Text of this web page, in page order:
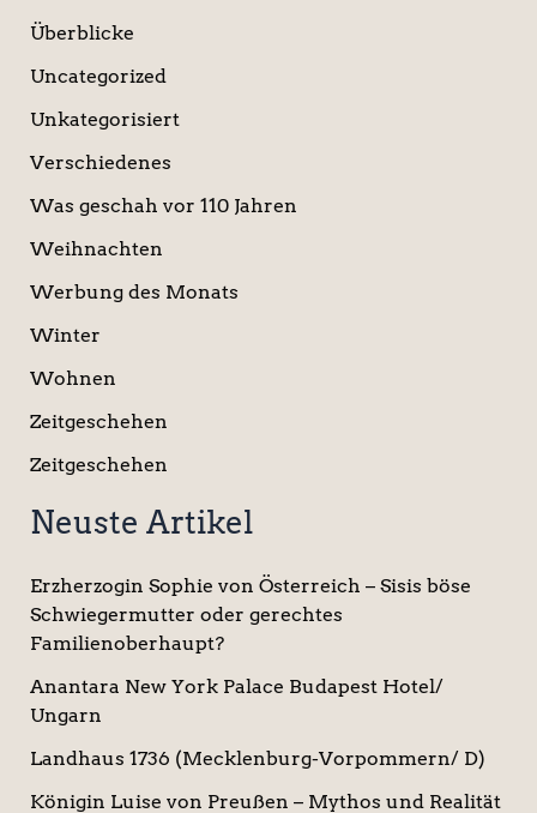
Überblicke
Uncategorized
Unkategorisiert
Verschiedenes
Was geschah vor 110 Jahren
Weihnachten
Werbung des Monats
Winter
Wohnen
Zeitgeschehen
Zeitgeschehen
Neuste Artikel
Erzherzogin Sophie von Österreich – Sisis böse
Schwiegermutter oder gerechtes
Familienoberhaupt?
Anantara New York Palace Budapest Hotel/
Ungarn
Landhaus 1736 (Mecklenburg-Vorpommern/ D)
Königin Luise von Preußen – Mythos und Realität